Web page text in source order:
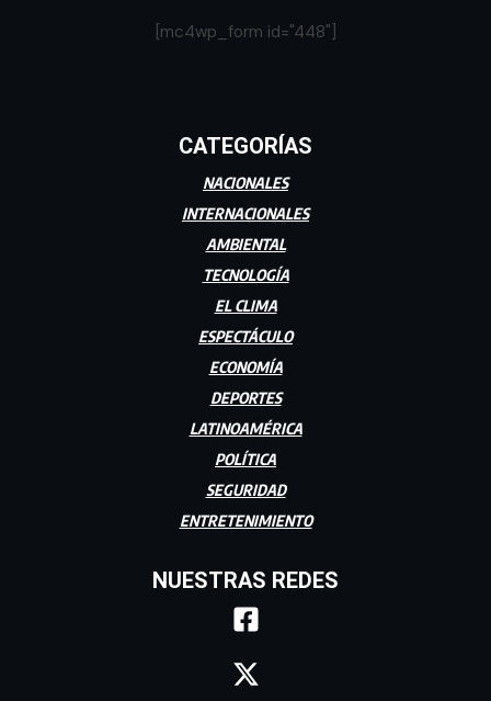
[mc4wp_form id="448"]
CATEGORÍAS
NACIONALES
INTERNACIONALES
AMBIENTAL
TECNOLOGÍA
EL CLIMA
ESPECTÁCULO
ECONOMÍA
DEPORTES
LATINOAMÉRICA
POLÍTICA
SEGURIDAD
ENTRETENIMIENTO
NUESTRAS REDES